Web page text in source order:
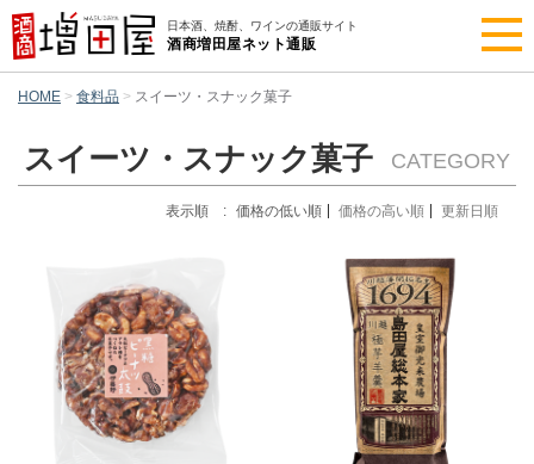
日本酒、焼酎、ワインの通販サイト
酒商増田屋ネット通販
HOME 食料品 スイーツ・スナック菓子
スイーツ・スナック菓子 CATEGORY
表示順 : 価格の低い順 価格の高い順 更新日順